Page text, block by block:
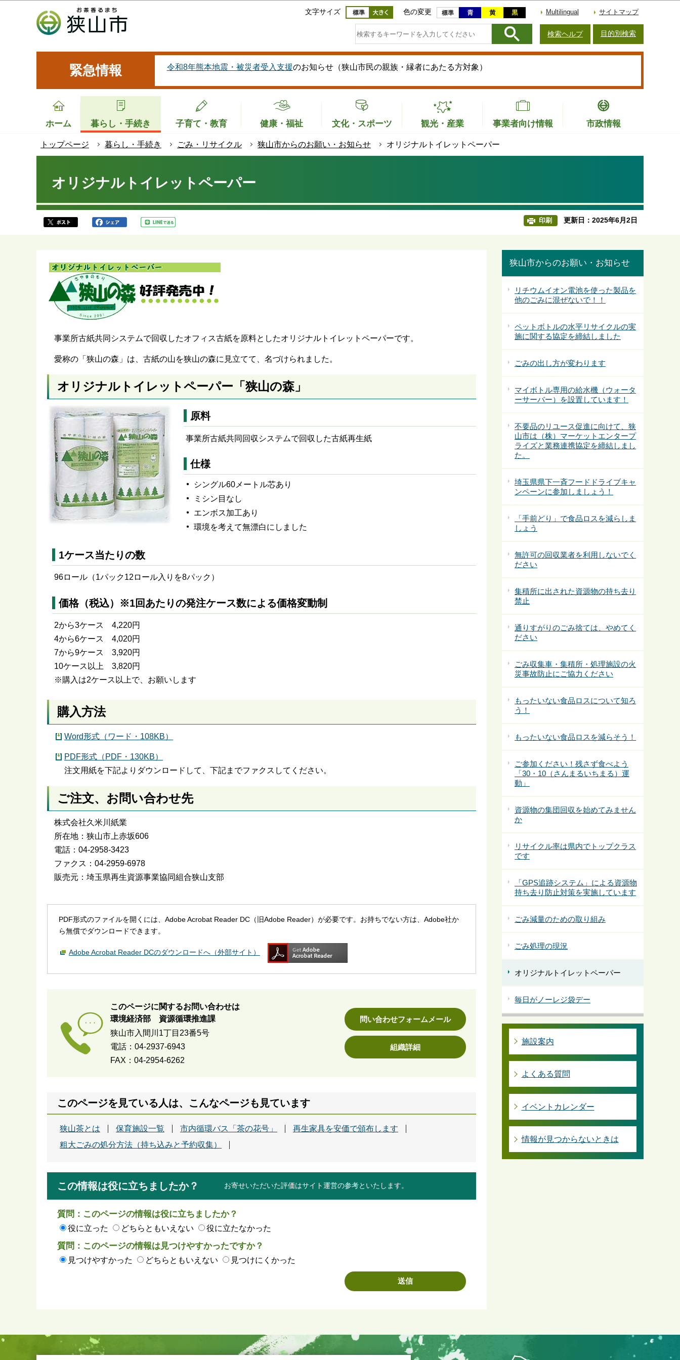
このページの本文へ移動
文字サイズ 色の変更 Multilingual サイトマップ
検索ヘルプ 目的別検索
緊急情報 令和8年熊本地震・被災者受入支援のお知らせ（狭山市民の親族・縁者にあたる方対象）
ホーム 暮らし・手続き 子育て・教育 健康・福祉 文化・スポーツ 観光・産業 事業者向け情報 市政情報
トップページ 暮らし・手続き ごみ・リサイクル 狭山市からのお願い・お知らせ オリジナルトイレットペーパー
オリジナルトイレットペーパー
印刷 更新日：2025年6月2日
事業所古紙共同システムで回収したオフィス古紙を原料としたオリジナルトイレットペーパーです。
愛称の「狭山の森」は、古紙の山を狭山の森に見立てて、名づけられました。
オリジナルトイレットペーパー「狭山の森」
原料
事業所古紙共同回収システムで回収した古紙再生紙
仕様
シングル60メートル芯あり
ミシン目なし
エンボス加工あり
環境を考えて無漂白にしました
1ケース当たりの数
96ロール（1パック12ロール入りを8パック）
価格（税込）※1回あたりの発注ケース数による価格変動制
2から3ケース 4,220円
4から6ケース 4,020円
7から9ケース 3,920円
10ケース以上 3,820円
※購入は2ケース以上で、お願いします
購入方法
Word形式（ワード・108KB）
PDF形式（PDF・130KB）
注文用紙を下記よりダウンロードして、下記までファクスしてください。
ご注文、お問い合わせ先
株式会社久米川紙業
所在地：狭山市上赤坂606
電話：04-2958-3423
ファクス：04-2959-6978
販売元：埼玉県再生資源事業協同組合狭山支部
PDF形式のファイルを開くには、Adobe Acrobat Reader DC（旧Adobe Reader）が必要です。お持ちでない方は、Adobe社か
ら無償でダウンロードできます。
Adobe Acrobat Reader DCのダウンロードへ（外部サイト）
このページに関するお問い合わせは
環境経済部 資源循環推進課
狭山市入間川1丁目23番5号
電話：04-2937-6943
FAX：04-2954-6262
問い合わせフォームメール
組織詳細
このページを見ている人は、こんなページも見ています
狭山茶とは 保育施設一覧 市内循環バス「茶の花号」
再生家具を安価で頒布します
粗大ごみの処分方法（持ち込みと予約収集）
この情報は役に立ちましたか？ お寄せいただいた評価はサイト運営の参考といたします。
質問：このページの情報は役に立ちましたか？
役に立った どちらともいえない 役に立たなかった
質問：このページの情報は見つけやすかったですか？
見つけやすかった どちらともいえない 見つけにくかった
狭山市からのお願い・お知らせ
リチウムイオン電池を使った製品を
他のごみに混ぜないで！！
ペットボトルの水平リサイクルの実
施に関する協定を締結しました
ごみの出し方が変わります
マイボトル専用の給水機（ウォータ
ーサーバー）を設置しています！
不要品のリユース促進に向けて、狭
山市は（株）マーケットエンタープ
ライズと業務連携協定を締結しまし
た。
埼玉県県下一斉フードドライブキャ
ンペーンに参加しましょう！
「手前どり」で食品ロスを減らしま
しょう
無許可の回収業者を利用しないでく
ださい
集積所に出された資源物の持ち去り
禁止
通りすがりのごみ捨ては、やめてく
ださい
ごみ収集車・集積所・処理施設の火
災事故防止にご協力ください
もったいない食品ロスについて知ろ
う！
もったいない食品ロスを減らそう！
ご参加ください！残さず食べよう
「30・10（さんまるいちまる）運
動」
資源物の集団回収を始めてみません
か
リサイクル率は県内でトップクラス
です
「GPS追跡システム」による資源物
持ち去り防止対策を実施しています
ごみ減量のための取り組み
ごみ処理の現況
オリジナルトイレットペーパー
毎日がノーレジ袋デー
施設案内
よくある質問
イベントカレンダー
情報が見つからないときは